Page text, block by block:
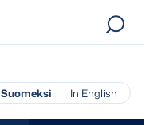
Suomeksi In English